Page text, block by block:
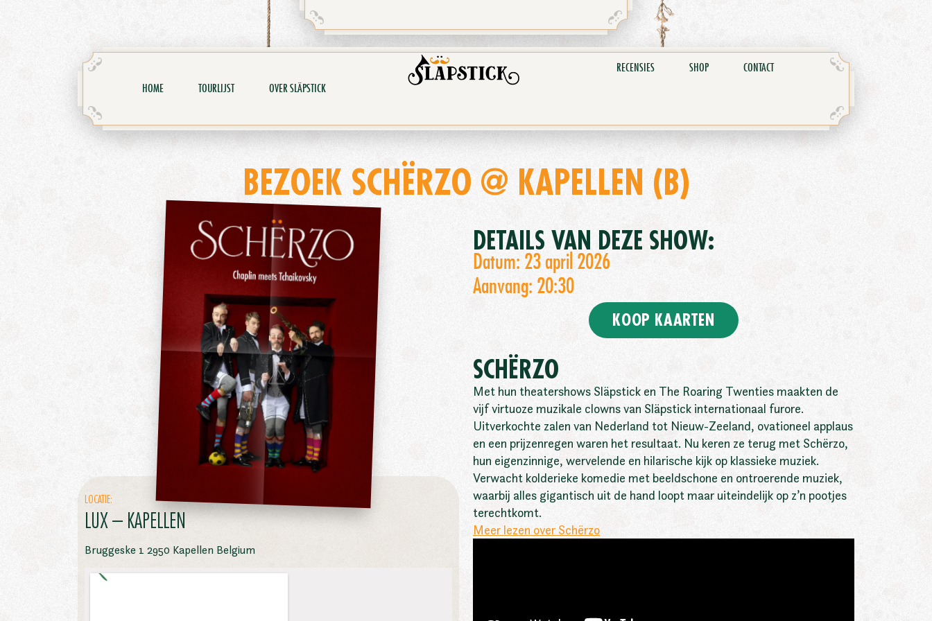
HOME TOURLIJST OVER SLÄPSTICK
RECENSIES SHOP CONTACT
BEZOEK SCHËRZO @ KAPELLEN (B)
DETAILS VAN DEZE SHOW:
Datum: 23 april 2026
Aanvang: 20:30
KOOP KAARTEN
SCHËRZO
Met hun theatershows Släpstick en The Roaring Twenties maakten de
vijf virtuoze muzikale clowns van Släpstick internationaal furore.
Uitverkochte zalen van Nederland tot Nieuw-Zeeland, ovationeel applaus
en een prijzenregen waren het resultaat. Nu keren ze terug met Schërzo,
hun eigenzinnige, wervelende en hilarische kijk op klassieke muziek.
Verwacht kolderieke komedie met beeldschone en ontroerende muziek,
waarbij alles gigantisch uit de hand loopt maar uiteindelijk op z’n pootjes
terechtkomt.
Meer lezen over Schërzo
LOCATIE:
LUX – KAPELLEN
Bruggeske 1 2950 Kapellen Belgium